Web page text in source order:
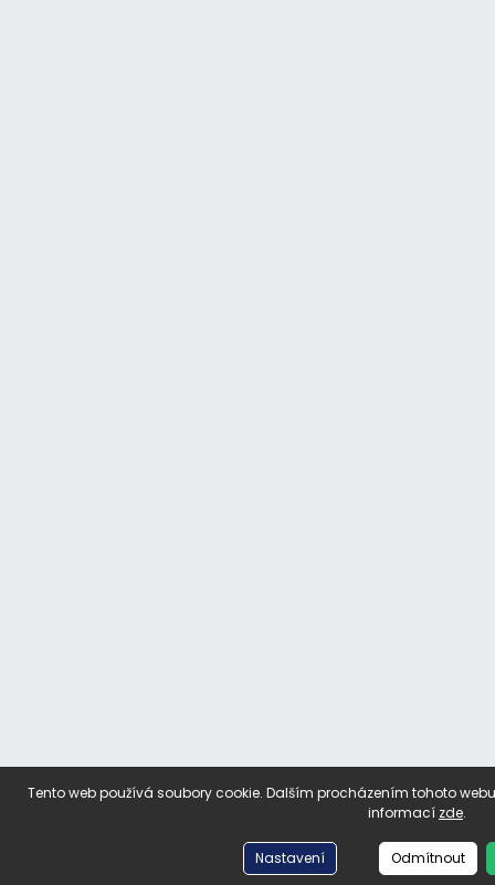
Tento web používá soubory cookie. Dalším procházením tohoto
informací zde.
Nastavení Odmítnout